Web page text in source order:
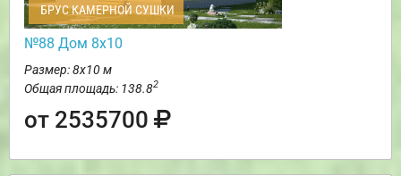
БРУС КАМЕРНОЙ СУШКИ
№88 Дом 8х10
Размер: 8х10 м
Общая площадь: 138.82
от 2535700